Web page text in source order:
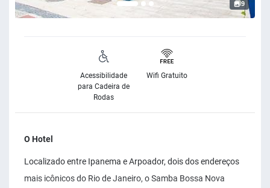
9
Acessibilidade
para Cadeira de
Rodas
Wifi Gratuito
O Hotel
Localizado entre Ipanema e Arpoador, dois dos endereços
mais icônicos do Rio de Janeiro, o Samba Bossa Nova